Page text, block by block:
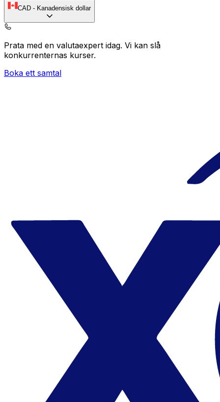
CAD - Kanadensisk dollar
Prata med en valutaexpert idag. Vi kan slå
konkurrenternas kurser.
Boka ett samtal